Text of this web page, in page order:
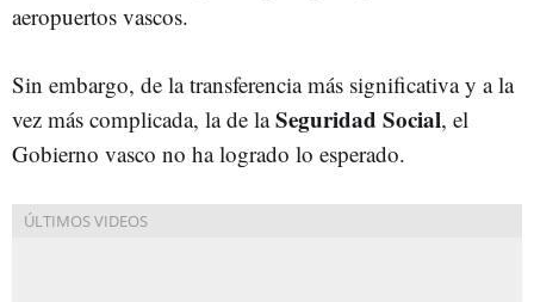
aeropuertos vascos.
Sin embargo, de la transferencia más significativa y a la
vez más complicada, la de laSeguridad Social, el
Gobierno vasco no ha logrado lo esperado.